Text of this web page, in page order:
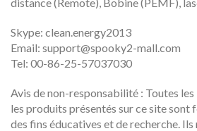
Skype: clean.energy2013
Email: support@spooky2-mall.com
Tel: 00-86-25-57037030
Avis de non-responsabilité : Toutes
les produits présentés sur ce site sont
des fins éducatives et de recherche. Ils